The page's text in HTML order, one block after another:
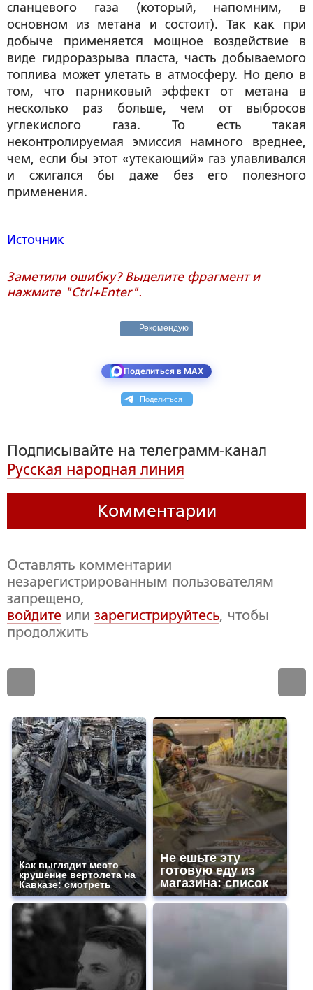
сланцевого газа (который, напомним, в
основном из метана и состоит). Так как при
добыче применяется мощное воздействие в
виде гидроразрыва пласта, часть добываемого
топлива может улетать в атмосферу. Но дело в
том, что парниковый эффект от метана в
несколько раз больше, чем от выбросов
углекислого газа. То есть такая
неконтролируемая эмиссия намного вреднее,
чем, если бы этот «утекающий» газ улавливался
и сжигался бы даже без его полезного
применения.
Источник
Заметили ошибку? Выделите фрагмент и
нажмите "Ctrl+Enter".
Рекомендую
Поделиться в MAX
Поделиться
Подписывайте на телеграмм-канал
Русская народная линия
Комментарии
Оставлять комментарии
незарегистрированным пользователям
запрещено,
войдите или зарегистрируйтесь, чтобы
продолжить
Как выглядит место
крушение вертолета на
Кавказе: смотреть
Не ешьте эту
готовую еду из
магазина: список